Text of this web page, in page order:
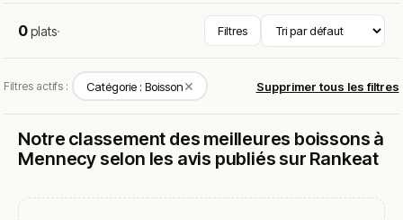
0plats· Filtres
Filtres actifs : Catégorie : Boisson✕ Supprimer tous les filtres
Notre classement des meilleures boissons à
Mennecy selon les avis publiés sur Rankeat